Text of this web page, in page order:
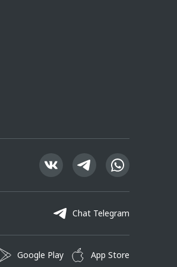
ЦБ РФ № 1326 от 16.01.2015.
Chat Telegram
Google Play App Store